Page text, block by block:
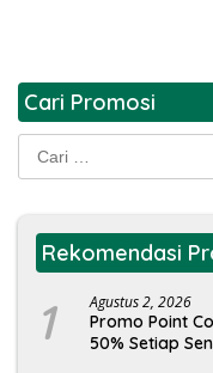
Cari Promosi
Cari
untuk:
Rekomendasi
1 Agustus 2, 2026
Promo Point
50% Setiap